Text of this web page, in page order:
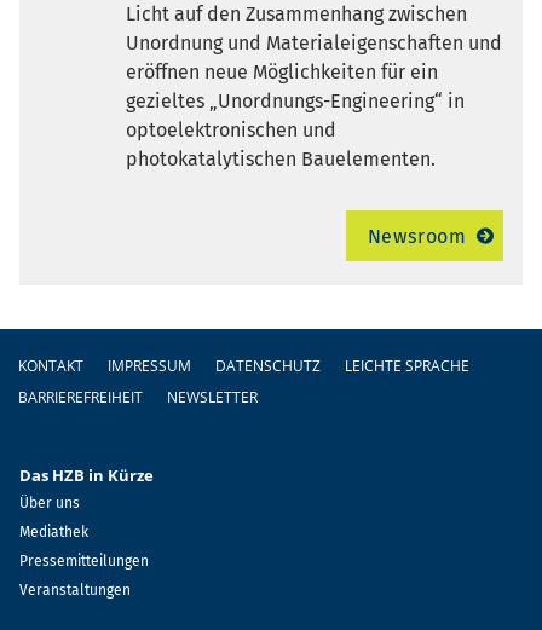
Licht auf den Zusammenhang zwischen
Unordnung und Materialeigenschaften und
eröffnen neue Möglichkeiten für ein
gezieltes „Unordnungs-Engineering“ in
optoelektronischen und
photokatalytischen Bauelementen.
Newsroom
Fußzeile
KONTAKT IMPRESSUM DATENSCHUTZ
LEICHTE SPRACHE
BARRIEREFREIHEIT
NEWSLETTER
Das HZB in Kürze
Über uns
Mediathek
Pressemitteilungen
Veranstaltungen